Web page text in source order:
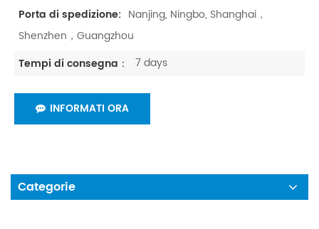
Porta di spedizione: Nanjing, Ningbo, Shanghai，
Shenzhen，Guangzhou
Tempi di consegna：
7 days
INFORMATI ORA
Categorie